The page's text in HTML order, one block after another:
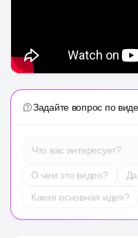
Задайте вопрос по
Что вас интересует?
О чем это видео?
Какая основная идея?